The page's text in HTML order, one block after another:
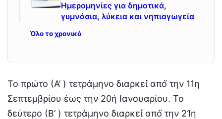
Ημερομηνίες για δημοτικά,
γυμνάσια, λύκεια και νηπιαγωγεία
Όλο το χρονικό
Το πρώτο (Α’ ) τετράμηνο διαρκεί́ από́ την 11η
Σεπτεμβρίου έως την 20ή Ιανουαρίου. Το
δεύτερο (Β’ ) τετράμηνο διαρκεί́ από́ την 21η